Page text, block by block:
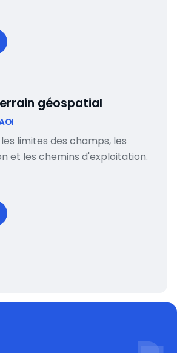
géospatial
limites des champs, les
et les chemins d'exploitation.